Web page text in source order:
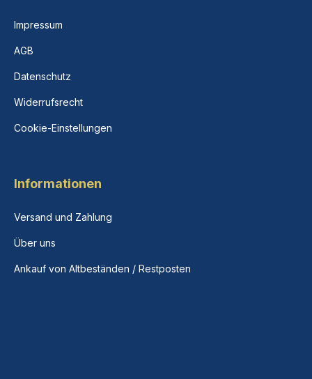
Impressum
AGB
Datenschutz
Widerrufsrecht
Cookie-Einstellungen
Informationen
Versand und Zahlung
Über uns
Ankauf von Altbeständen / Restposten